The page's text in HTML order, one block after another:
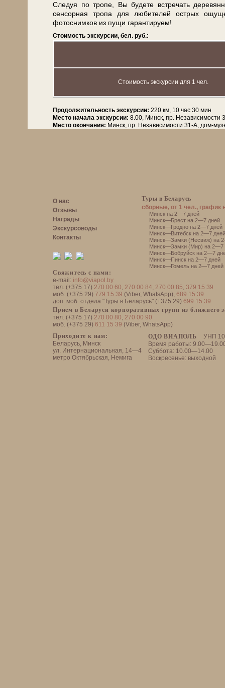
Сле­дуя по тро­пе, Вы бу­де­те встре­чать
сенсорная тропа для лю­би­те­лей острых
фотоснимков из пу­щи гарантируем!
Стоимость экскурсии, бел. руб.:
Стоимость экскурсии для 1 чел.
Продолжительность экскурсии: 220 км, 10 час 30 мин
Место начала экскурсии: 8.00, Минск, пр.
Место окончания: Минск, пр. Независимости 31-А, дом-
О нас
Отзывы
Награды
Экскурсоводы
Контакты
Свяжитесь с нами:
e-mail: info@viapol.by
тел. (+375 17) 270 00 60, 270 00 84, 270 00 85, 379 15 39
моб. (+375 29) 779 15 39 (Viber, WhatsApp), 689 15 39
доп. моб. отдела "Туры в Беларусь" (+375 29) 699 15 39
Прием в Беларуси корпоративных групп из ближнего
тел. (+375 17) 270 00 80, 270 00 90
моб. (+375 29) 611 15 39 (Viber, WhatsApp)
ОДО ВИАПОЛЬ
УНП
Время работы:
Суббота: 10.00—14.00
Воскресенье: выходной
Приходите к нам:
Беларусь, Минск
ул. Интернациональная, 14—4
метро Октябрьская, Немига
Туры в Беларусь
сборные, от 1 чел., график
Минск на 2—7 дней
Минск—Брест на 2—7 дней
Минск—Гродно на 2—7 дней
Минск—Витебск на 2—7 дней
Минск—Замки (Несвиж) на
Минск—Замки (Мир) на 2—7
Минск—Бобруйск на 2—7
Минск—Пинск на 2—7 дней
Минск—Гомель на 2—7 дней